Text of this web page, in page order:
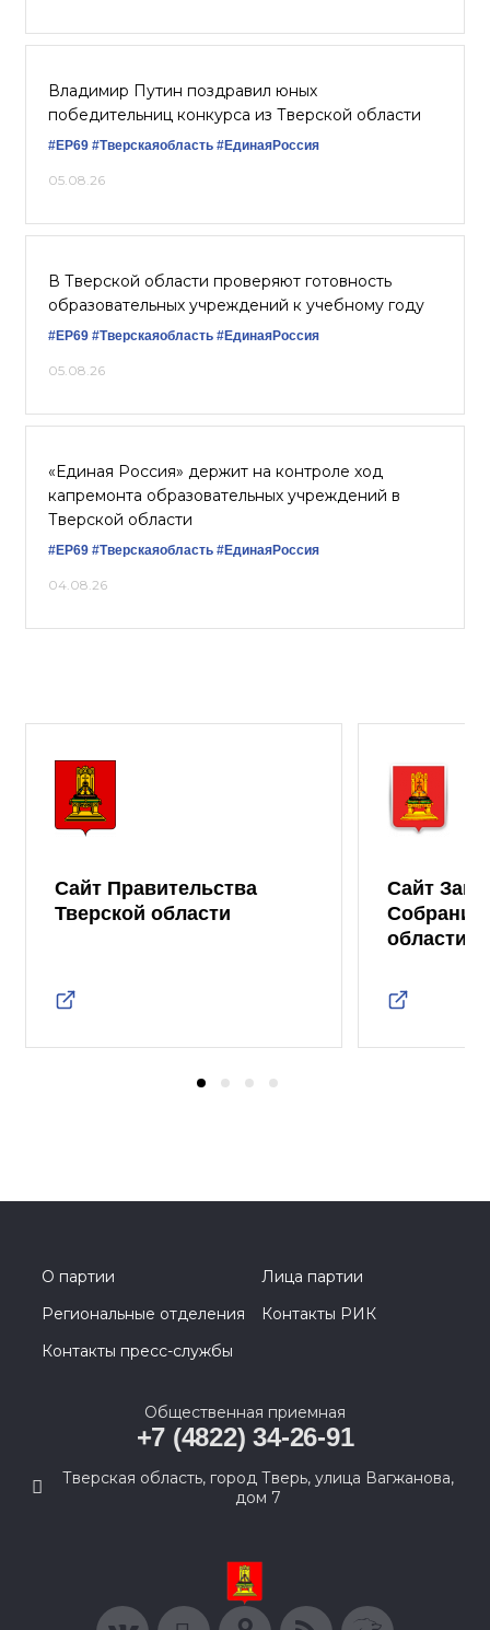
Владимир Путин поздравил юных
победительниц конкурса из Тверской области
#ЕР69 #Тверскаяобласть #‎ЕдинаяРоссия
05.08.26
В Тверской области проверяют готовность
образовательных учреждений к учебному году
#ЕР69 #Тверскаяобласть #ЕдинаяРоссия
05.08.26
«Единая Россия» держит на контроле ход
капремонта образовательных учреждений в
Тверской области
#ЕР69 #Тверскаяобласть #ЕдинаяРоссия
04.08.26
Сайт Правительства
Тверской области
Сайт
Собрания
области
О партии
Лица партии
Региональные отделения
Контакты РИК
Контакты пресс-службы
Общественная приемная
+7 (4822) 34-26-91
Тверская область, город Тверь, улица Вагжанова,
дом 7